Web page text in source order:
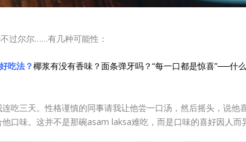
过尔尔……有几种可能性：
吃法？椰浆有没有香味？面条弹牙吗？“每一口都是惊喜”──什
吃三天。性格谨慎的同事请我让他尝一口汤，然后摇头，说
口味。这并不是那碗asam laksa难吃，而是口味的喜好因人而